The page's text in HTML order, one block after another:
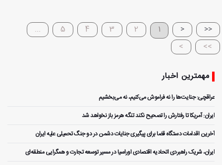
<<
<
1
2
3
4
5
...
>
>>
مهمترین اخبار
عراقچی: جنایت‌ها را نه فراموش می‌کنیم، نه می‌بخشیم
ایران: آمریکا تا رفتارش را تصحیح نکند تنگه هرمز باز نخواهد شد
آخرین اقدامات دستگاه قضا برای پیگیری جنایات دشمن در دو جنگ تحمیلی علیه ایران
ایران، شریک راهبردی اتحادیه اقتصادی اوراسیا در مسیر توسعه تجارت و همگرایی منطقه‌ای